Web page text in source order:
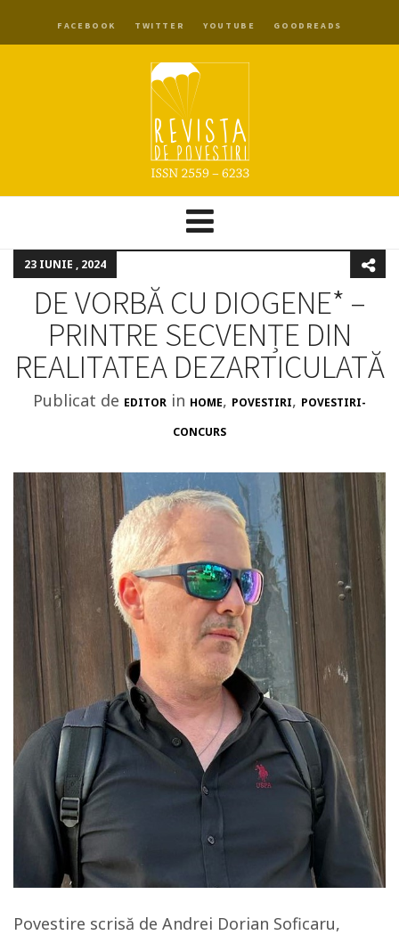
FACEBOOK TWITTER YOUTUBE GOODREADS
23 IUNIE , 2024
DE VORBĂ CU DIOGENE* –
PRINTRE SECVENȚE DIN
REALITATEA DEZARTICULATĂ
Publicat de EDITOR in HOME, POVESTIRI, POVESTIRI-
CONCURS
Povestire scrisă de Andrei Dorian Soficaru,